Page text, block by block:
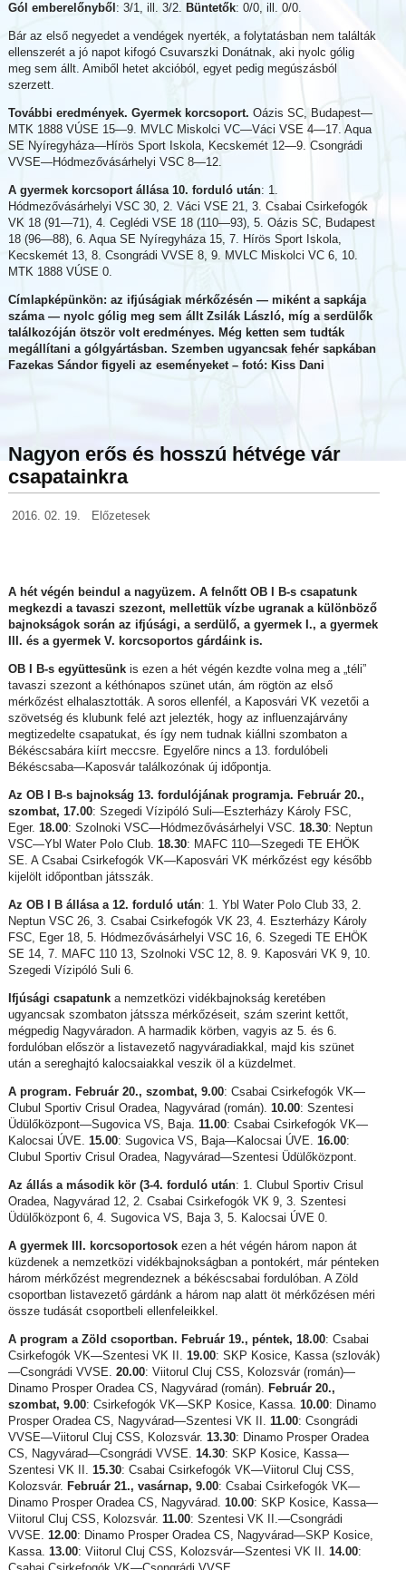
Gól emberelőnyből: 3/1, ill. 3/2. Büntetők: 0/0, ill. 0/0.
Bár az első negyedet a vendégek nyerték, a folytatásban nem találták
ellenszerét a jó napot kifogó Csuvarszki Donátnak, aki nyolc gólig
meg sem állt. Amiből hetet akcióból, egyet pedig megúszásból
szerzett.
További eredmények. Gyermek korcsoport. Oázis SC, Budapest—
MTK 1888 VÚSE 15—9. MVLC Miskolci VC—Váci VSE 4—17. Aqua
SE Nyíregyháza—Hírös Sport Iskola, Kecskemét 12—9. Csongrádi
VVSE—Hódmezővásárhelyi VSC 8—12.
A gyermek korcsoport állása 10. forduló után: 1.
Hódmezővásárhelyi VSC 30, 2. Váci VSE 21, 3. Csabai Csirkefogók
VK 18 (91—71), 4. Ceglédi VSE 18 (110—93), 5. Oázis SC, Budapest
18 (96—88), 6. Aqua SE Nyíregyháza 15, 7. Hírös Sport Iskola,
Kecskemét 13, 8. Csongrádi VVSE 8, 9. MVLC Miskolci VC 6, 10.
MTK 1888 VÚSE 0.
Címlapképünkön: az ifjúságiak mérkőzésén — miként a sapkája
száma — nyolc gólig meg sem állt Zsilák László, míg a serdülők
találkozóján ötször volt eredményes. Még ketten sem tudták
megállítani a gólgyártásban. Szemben ugyancsak fehér sapkában
Fazekas Sándor figyeli az eseményeket – fotó: Kiss Dani
Nagyon erős és hosszú hétvége vár
csapatainkra
2016. 02. 19. Előzetesek
A hét végén beindul a nagyüzem. A felnőtt OB I B-s csapatunk
megkezdi a tavaszi szezont, mellettük vízbe ugranak a különböző
bajnokságok során az ifjúsági, a serdülő, a gyermek I., a gyermek
III. és a gyermek V. korcsoportos gárdáink is.
OB I B-s együttesünkis ezen a hét végén kezdte volna meg a „téli”
tavaszi szezont a kéthónapos szünet után, ám rögtön az első
mérkőzést elhalasztották. A soros ellenfél, a Kaposvári VK vezetői a
szövetség és klubunk felé azt jelezték, hogy az influenzajárvány
megtizedelte csapatukat, és így nem tudnak kiállni szombaton a
Békéscsabára kiírt meccsre. Egyelőre nincs a 13. fordulóbeli
Békéscsaba—Kaposvár találkozónak új időpontja.
Az OB I B-s bajnokság 13. fordulójának programja. Február 20.,
szombat, 17.00: Szegedi Vízipóló Suli—Eszterházy Károly FSC,
Eger. 18.00: Szolnoki VSC—Hódmezővásárhelyi VSC. 18.30: Neptun
VSC—Ybl Water Polo Club. 18.30: MAFC 110—Szegedi TE EHÖK
SE. A Csabai Csirkefogók VK—Kaposvári VK mérkőzést egy később
kijelölt időpontban játsszák.
Az OB I B állása a 12. forduló után: 1. Ybl Water Polo Club 33, 2.
Neptun VSC 26, 3. Csabai Csirkefogók VK 23, 4. Eszterházy Károly
FSC, Eger 18, 5. Hódmezővásárhelyi VSC 16, 6. Szegedi TE EHÖK
SE 14, 7. MAFC 110 13, Szolnoki VSC 12, 8. 9. Kaposvári VK 9, 10.
Szegedi Vízipóló Suli 6.
Ifjúsági csapatunka nemzetközi vidékbajnokság keretében
ugyancsak szombaton játssza mérkőzéseit, szám szerint kettőt,
mégpedig Nagyváradon. A harmadik körben, vagyis az 5. és 6.
fordulóban először a listavezető nagyváradiakkal, majd kis szünet
után a sereghajtó kalocsaiakkal veszik öl a küzdelmet.
A program. Február 20., szombat, 9.00: Csabai Csirkefogók VK—
Clubul Sportiv Crisul Oradea, Nagyvárad (román). 10.00: Szentesi
Üdülőközpont—Sugovica VS, Baja. 11.00: Csabai Csirkefogók VK—
Kalocsai ÚVE. 15.00: Sugovica VS, Baja—Kalocsai ÚVE. 16.00:
Clubul Sportiv Crisul Oradea, Nagyvárad—Szentesi Üdülőközpont.
Az állás a második kör (3-4. forduló után: 1. Clubul Sportiv Crisul
Oradea, Nagyvárad 12, 2. Csabai Csirkefogók VK 9, 3. Szentesi
Üdülőközpont 6, 4. Sugovica VS, Baja 3, 5. Kalocsai ÚVE 0.
A gyermek III. korcsoportosokezen a hét végén három napon át
küzdenek a nemzetközi vidékbajnokságban a pontokért, már pénteken
három mérkőzést megrendeznek a békéscsabai fordulóban. A Zöld
csoportban listavezető gárdánk a három nap alatt öt mérkőzésen méri
össze tudását csoportbeli ellenfeleikkel.
A program a Zöld csoportban. Február 19., péntek, 18.00: Csabai
Csirkefogók VK—Szentesi VK II. 19.00: SKP Kosice, Kassa (szlovák)
—Csongrádi VVSE. 20.00: Viitorul Cluj CSS, Kolozsvár (román)—
Dinamo Prosper Oradea CS, Nagyvárad (román). Február 20.,
szombat, 9.00: Csirkefogók VK—SKP Kosice, Kassa. 10.00: Dinamo
Prosper Oradea CS, Nagyvárad—Szentesi VK II. 11.00: Csongrádi
VVSE—Viitorul Cluj CSS, Kolozsvár. 13.30: Dinamo Prosper Oradea
CS, Nagyvárad—Csongrádi VVSE. 14.30: SKP Kosice, Kassa—
Szentesi VK II. 15.30: Csabai Csirkefogók VK—Viitorul Cluj CSS,
Kolozsvár. Február 21., vasárnap, 9.00: Csabai Csirkefogók VK—
Dinamo Prosper Oradea CS, Nagyvárad. 10.00: SKP Kosice, Kassa—
Viitorul Cluj CSS, Kolozsvár. 11.00: Szentesi VK II.—Csongrádi
VVSE. 12.00: Dinamo Prosper Oradea CS, Nagyvárad—SKP Kosice,
Kassa. 13.00: Viitorul Cluj CSS, Kolozsvár—Szentesi VK II. 14.00: